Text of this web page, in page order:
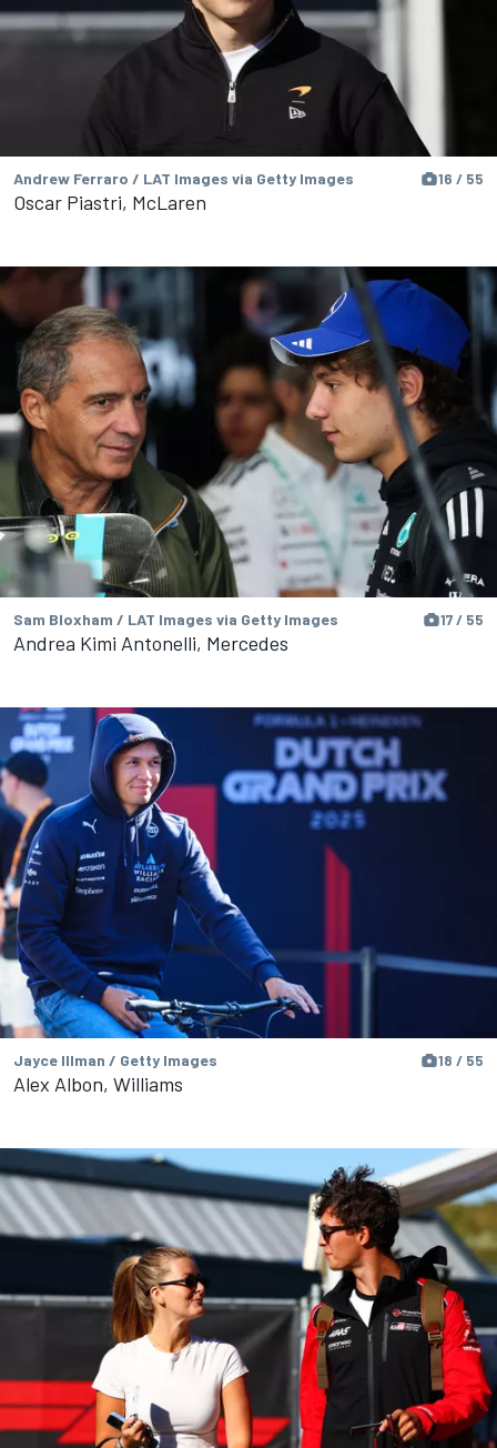
Andrew Ferraro / LAT Images via Getty Images 16 / 55
Oscar Piastri, McLaren
Sam Bloxham / LAT Images via Getty Images 17 / 55
Andrea Kimi Antonelli, Mercedes
Jayce Illman / Getty Images 18 / 55
Alex Albon, Williams